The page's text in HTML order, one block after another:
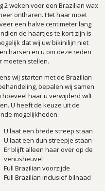
2 weken voor een Brazilian wax
ontharen. Het haar moet
een halve centimeter lang
de haartjes te kort zijn is
dat wij uw bikinilijn niet
harsen en u om deze reden
moeten stellen.
wij starten met de Brazilian
bepalen wij samen
hoeveel haar u verwijderd wilt
U heeft de keuze uit de
mogelijkheden:
U laat een brede streep staan
U laat een dun streepje staan
Er blijft alleen haar over op de
venusheuvel
Full Brazilian voorzijde
Full Brazilian inclusief bilnaad